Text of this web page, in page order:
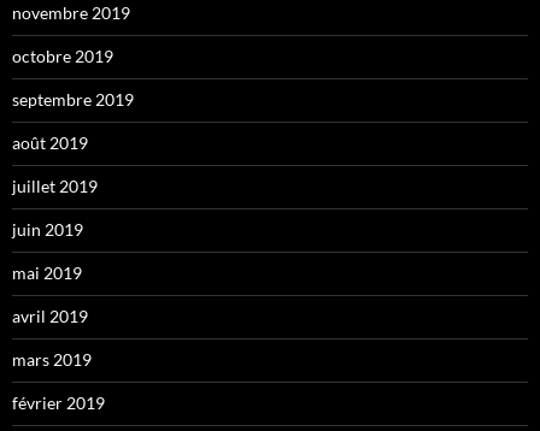
novembre 2019
octobre 2019
septembre 2019
août 2019
juillet 2019
juin 2019
mai 2019
avril 2019
mars 2019
février 2019